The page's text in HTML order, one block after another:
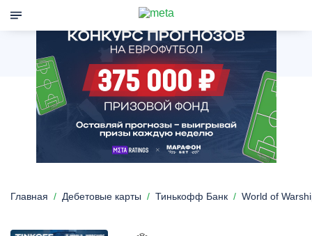
Главная Дебетовые карты Тинькофф Банк World of